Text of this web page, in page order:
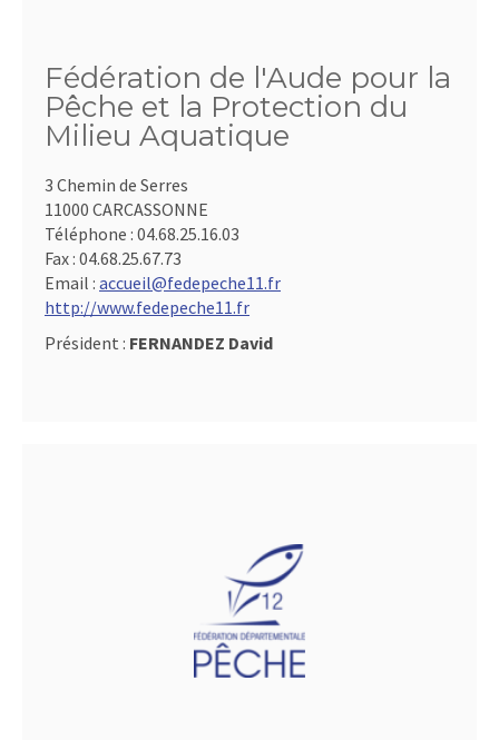
Fédération de l'Aude pour la
Pêche et la Protection du
Milieu Aquatique
3 Chemin de Serres
11000 CARCASSONNE
Téléphone : 04.68.25.16.03
Fax : 04.68.25.67.73
Email : accueil@fedepeche11.fr
http://www.fedepeche11.fr
Président : FERNANDEZ David